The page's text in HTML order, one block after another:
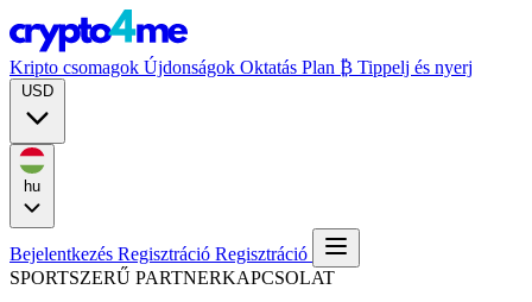
Kripto csomagok Újdonságok Oktatás Plan ₿ Tippelj és nyerj
Bejelentkezés Regisztráció Regisztráció
SPORTSZERŰ PARTNERKAPCSOLAT